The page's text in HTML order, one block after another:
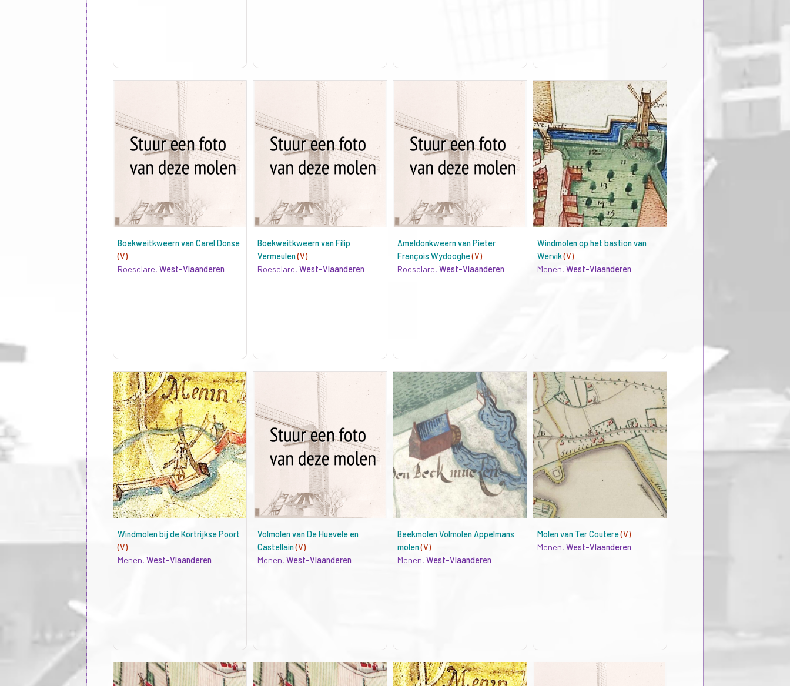
Boekweitkweern van Carel Donse
(V)
Roeselare, West-Vlaanderen
Boekweitkweern van Filip
Vermeulen(V)
Roeselare, West-Vlaanderen
Ameldonkweern van Pieter
François Wydooghe(V)
Roeselare, West-Vlaanderen
Windmolen op het bastion van
Wervik(V)
Menen, West-Vlaanderen
Windmolen bij de Kortrijkse Poort
(V)
Menen, West-Vlaanderen
Volmolen van De Huevele en
Castellain(V)
Menen, West-Vlaanderen
Beekmolen Volmolen Appelmans
molen(V)
Menen, West-Vlaanderen
Molen van Ter Coutere(V)
Menen, West-Vlaanderen